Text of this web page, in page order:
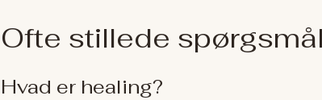
Ofte stillede spørgsmål
Hvad er healing?